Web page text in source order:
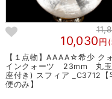
10,030円
【１点物】AAAA☆希少 ク
インクォーツ 23mm 丸
座付き) スフィア _C3712【
便のみ】